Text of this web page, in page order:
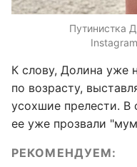
Путинистка
К слову, Долина уже
по возрасту,
усохшие прелести. В
ее уже прозвали
РЕКОМЕНДУЕМ: